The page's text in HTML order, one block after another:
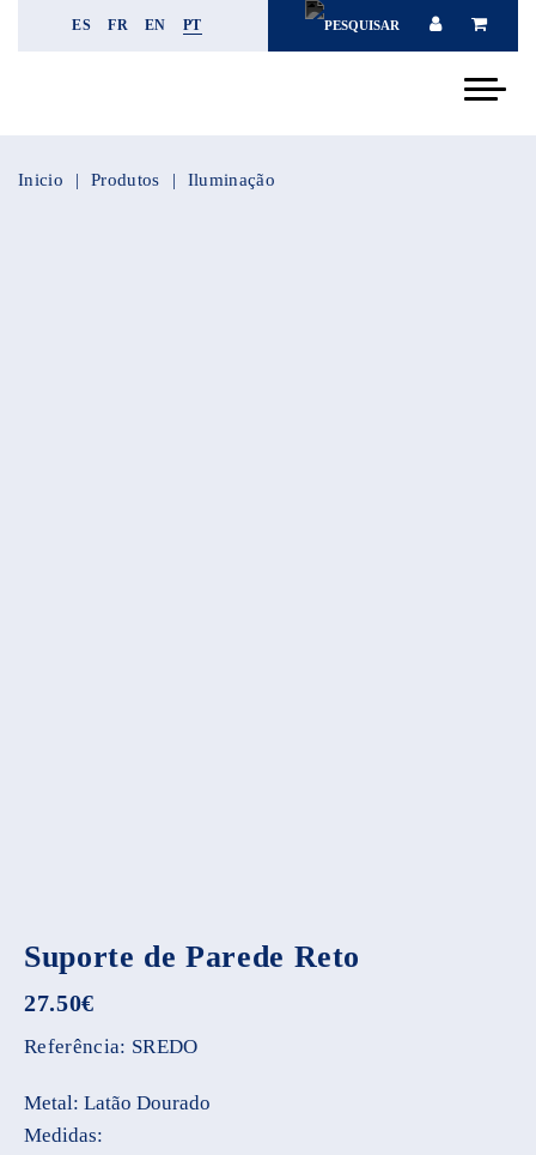
ES FR EN PT
Inicio Produtos Iluminação
Suporte de Parede Reto
27.50€
Referência: SREDO
Metal: Latão Dourado
Medidas: